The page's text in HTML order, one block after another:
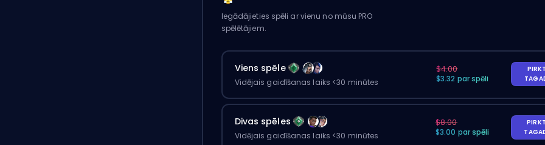
Iegādājieties spēli ar vienu no mūsu PRO
spēlētājiem.
Viens spēle
Vidējais gaidīšanas laiks <30 minūtes
$4.00
$3.32 par spēli
PIRKT
Divas spēles
Vidējais gaidīšanas laiks <30 minūtes
$8.00
$3.00 par spēli
PIRKT